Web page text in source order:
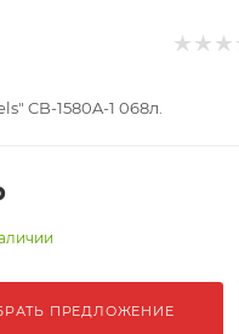
CB-1580A-1 068л.
ПРЕДЛОЖЕНИЕ